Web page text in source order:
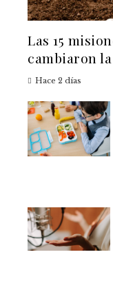
Las 15
cambiaron
Hace 2 días